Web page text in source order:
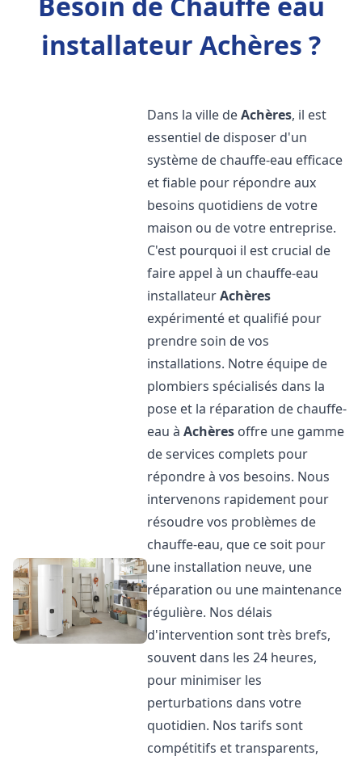
installateur Achères ?
Dans la ville deAchères, il est
essentiel de disposer d'un
système de chauffe-eau efficace
et fiable pour répondre aux
besoins quotidiens de votre
maison ou de votre entreprise.
C'est pourquoi il est crucial de
faire appel à un chauffe-eau
installateurAchères
expérimenté et qualifié pour
prendre soin de vos
installations. Notre équipe de
plombiers spécialisés dans la
pose et la réparation de chauffe-
eau àAchères offre une gamme
de services complets pour
répondre à vos besoins. Nous
intervenons rapidement pour
résoudre vos problèmes de
chauffe-eau, que ce soit pour
une installation neuve, une
réparation ou une maintenance
régulière. Nos délais
d'intervention sont très brefs,
souvent dans les 24 heures,
pour minimiser les
perturbations dans votre
quotidien. Nos tarifs sont
compétitifs et transparents,